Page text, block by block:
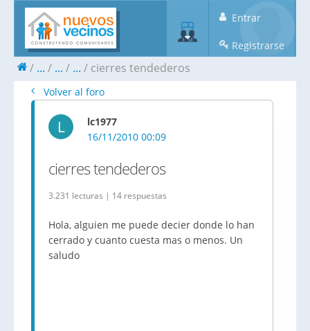
Entrar
Registrarse
... ... ... cierres tendederos
Volver al foro
L
lc1977
16/11/2010 00:09
cierres tendederos
3.231 lecturas | 14 respuestas
Hola, alguien me puede decier donde lo han
cerrado y cuanto cuesta mas o menos. Un
saludo